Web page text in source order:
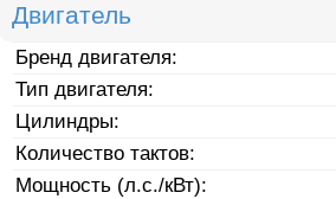
Двигатель
Бренд двигателя:
Тип двигателя:
Цилиндры:
Количество тактов:
Мощность (л.с./кВт):